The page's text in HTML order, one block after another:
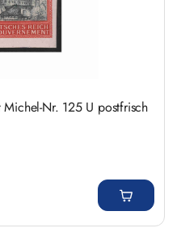
Nr. 125 U postfrisch